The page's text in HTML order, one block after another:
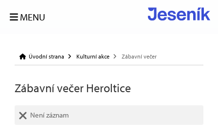
MENU
Úvodní strana Kulturní akce Zábavní večer
Zábavní večer Heroltice
Není záznam